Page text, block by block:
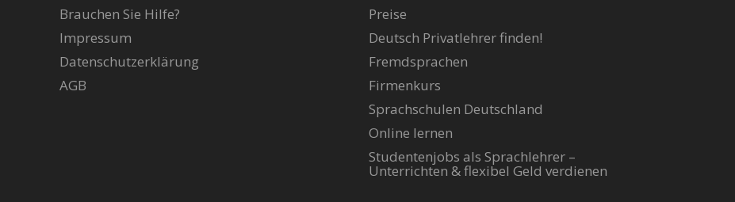
Brauchen Sie Hilfe?
Impressum
Datenschutzerklärung
AGB
Preise
Deutsch Privatlehrer finden!
Fremdsprachen
Firmenkurs
Sprachschulen Deutschland
Online lernen
Studentenjobs als Sprachlehrer –
Unterrichten & flexibel Geld verdienen